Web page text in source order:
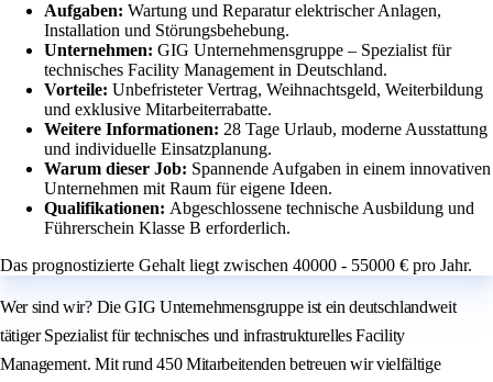
Aufgaben: Wartung und Reparatur elektrischer Anlagen,
Installation und Störungsbehebung.
Unternehmen: GIG Unternehmensgruppe – Spezialist für
technisches Facility Management in Deutschland.
Vorteile: Unbefristeter Vertrag, Weihnachtsgeld, Weiterbildung
und exklusive Mitarbeiterrabatte.
Weitere Informationen: 28 Tage Urlaub, moderne Ausstattung
und individuelle Einsatzplanung.
Warum dieser Job: Spannende Aufgaben in einem innovativen
Unternehmen mit Raum für eigene Ideen.
Qualifikationen: Abgeschlossene technische Ausbildung und
Führerschein Klasse B erforderlich.
Das prognostizierte Gehalt liegt zwischen 40000 - 55000 € pro Jahr.
Wer sind wir? Die GIG Unternehmensgruppe ist ein deutschlandweit
tätiger Spezialist für technisches und infrastrukturelles Facility
Management. Mit rund 450 Mitarbeitenden betreuen wir vielfältige